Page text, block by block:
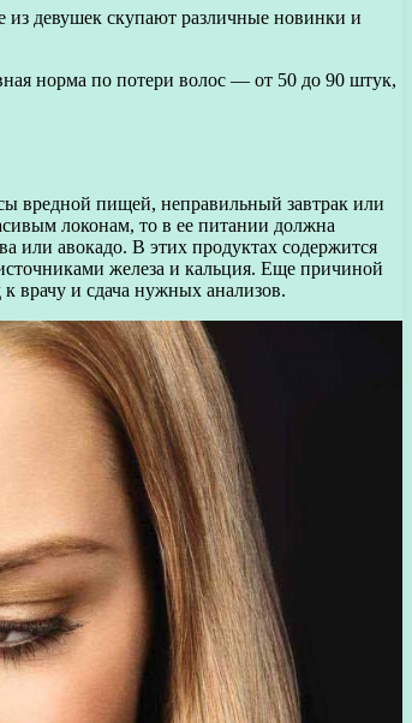
из девушек скупают различные новинки и
норма по потери волос — от 50 до 90 штук,
вредной пищей, неправильный завтрак или
локонам, то в ее питании должна
или авокадо. В этих продуктах содержится
железа и кальция. Еще причиной
врачу и сдача нужных анализов.